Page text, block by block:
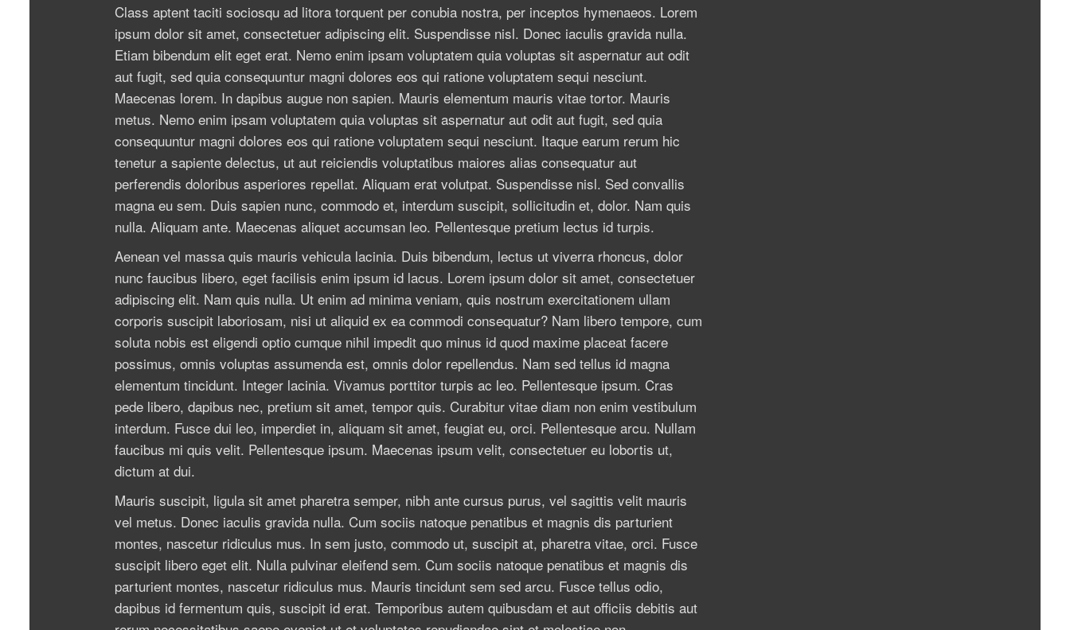
Class aptent taciti sociosqu ad litora torquent per conubia nostra, per inceptos hymenaeos. Lorem
ipsum dolor sit amet, consectetuer adipiscing elit. Suspendisse nisl. Donec iaculis gravida nulla.
Etiam bibendum elit eget erat. Nemo enim ipsam voluptatem quia voluptas sit aspernatur aut odit
aut fugit, sed quia consequuntur magni dolores eos qui ratione voluptatem sequi nesciunt.
Maecenas lorem. In dapibus augue non sapien. Mauris elementum mauris vitae tortor. Mauris
metus. Nemo enim ipsam voluptatem quia voluptas sit aspernatur aut odit aut fugit, sed quia
consequuntur magni dolores eos qui ratione voluptatem sequi nesciunt. Itaque earum rerum hic
tenetur a sapiente delectus, ut aut reiciendis voluptatibus maiores alias consequatur aut
perferendis doloribus asperiores repellat. Aliquam erat volutpat. Suspendisse nisl. Sed convallis
magna eu sem. Duis sapien nunc, commodo et, interdum suscipit, sollicitudin et, dolor. Nam quis
nulla. Aliquam ante. Maecenas aliquet accumsan leo. Pellentesque pretium lectus id turpis.
Aenean vel massa quis mauris vehicula lacinia. Duis bibendum, lectus ut viverra rhoncus, dolor
nunc faucibus libero, eget facilisis enim ipsum id lacus. Lorem ipsum dolor sit amet, consectetuer
adipiscing elit. Nam quis nulla. Ut enim ad minima veniam, quis nostrum exercitationem ullam
corporis suscipit laboriosam, nisi ut aliquid ex ea commodi consequatur? Nam libero tempore, cum
soluta nobis est eligendi optio cumque nihil impedit quo minus id quod maxime placeat facere
possimus, omnis voluptas assumenda est, omnis dolor repellendus. Nam sed tellus id magna
elementum tincidunt. Integer lacinia. Vivamus porttitor turpis ac leo. Pellentesque ipsum. Cras
pede libero, dapibus nec, pretium sit amet, tempor quis. Curabitur vitae diam non enim vestibulum
interdum. Fusce dui leo, imperdiet in, aliquam sit amet, feugiat eu, orci. Pellentesque arcu. Nullam
faucibus mi quis velit. Pellentesque ipsum. Maecenas ipsum velit, consectetuer eu lobortis ut,
dictum at dui.
Mauris suscipit, ligula sit amet pharetra semper, nibh ante cursus purus, vel sagittis velit mauris
vel metus. Donec iaculis gravida nulla. Cum sociis natoque penatibus et magnis dis parturient
montes, nascetur ridiculus mus. In sem justo, commodo ut, suscipit at, pharetra vitae, orci. Fusce
suscipit libero eget elit. Nulla pulvinar eleifend sem. Cum sociis natoque penatibus et magnis dis
parturient montes, nascetur ridiculus mus. Mauris tincidunt sem sed arcu. Fusce tellus odio,
dapibus id fermentum quis, suscipit id erat. Temporibus autem quibusdam et aut officiis debitis aut